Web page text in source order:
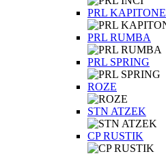
PRL KAPITONE
PRL RUMBA
PRL SPRING
ROZE
STN ATZEK
СP RUSTIK